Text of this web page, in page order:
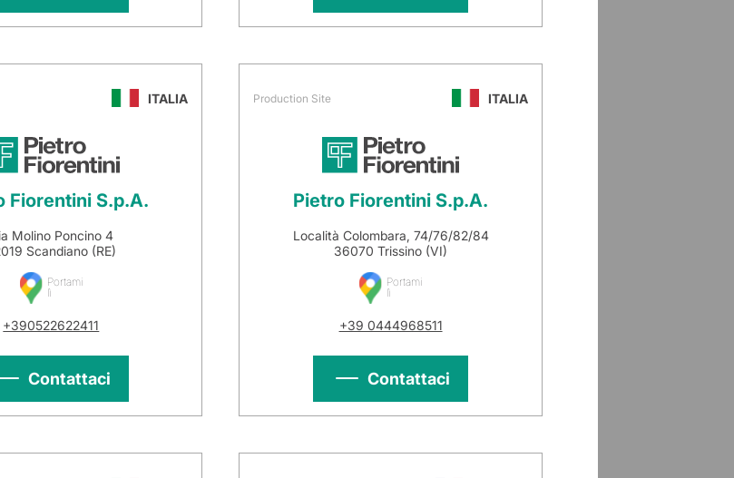
ITALIA
Fiorentini S.p.A.
Molino Poncino 4
Scandiano (RE)
Portami
lì
+390522622411
Contattaci
Production Site ITALIA
Pietro Fiorentini S.p.A.
Località Colombara, 74/76/82/84
36070 Trissino (VI)
Portami
lì
+39 0444968511
Contattaci